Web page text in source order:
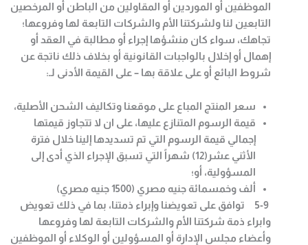
الموظفين أو الموردين أو المقاولين من الباطن أو المرخصين
التابعين لنا ولشركتنا الأم والشركات التابعة لها وفروعها؛
تجاهك، سواء كان منشؤها إجراء أو مطالبة في العقد أو
إهمال أو إخلال بالواجبات القانونية أو بخلاف ذلك ناتجة عن
شروط البائع أو على علاقة بها – على القيمة الأدنى لـ:
سعر المنتج المباع على موقعنا وتكاليف الشحن الأصلية،
قيمة الرسوم المتنازع عليها، على ان لا تتجاوز قيمتها
إجمالي قيمة الرسوم التي تم تسديدها إلينا خلال فترة
الأثني عشر(12) شهراً التي تسبق الإجراء الذي أدى إلى
المسؤولية، أو؛
ألف وخمسمائة جنيه مصري (1500 جنيه مصري)
توافق على تعويضنا وإبراء ذمتنا، بما في ذلك تعويض
وابراء ذمة شركتنا الأم والشركات التابعة لها وفروعها
وأعضاء مجلس الإدارة أو المسؤولين أو الوكلاء أو الموظفين